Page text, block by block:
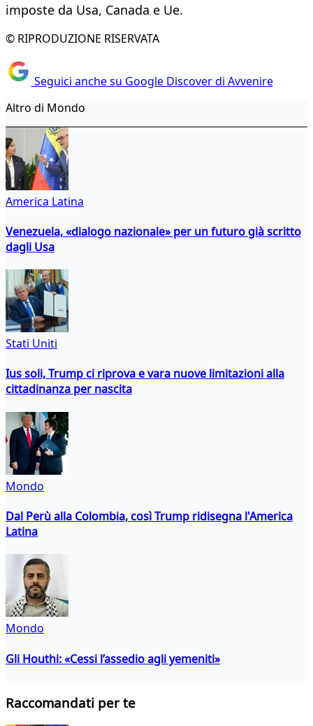
imposte da Usa, Canada e Ue.
© RIPRODUZIONE RISERVATA
Seguici anche su Google Discover di Avvenire
Altro di Mondo
America Latina
Venezuela, «dialogo nazionale» per un futuro già scritto
dagli Usa
Stati Uniti
Ius soli, Trump ci riprova e vara nuove limitazioni alla
cittadinanza per nascita
Mondo
Dal Perù alla Colombia, così Trump ridisegna l'America
Latina
Mondo
Gli Houthi: «Cessi l’assedio agli yemeniti»
Raccomandati per te